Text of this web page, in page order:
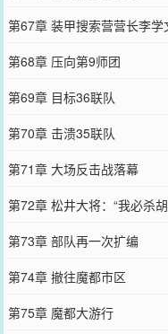
第67章 装甲搜索营营长李学
第68章 压向第9师团
第69章 目标36联队
第70章 击溃35联队
第71章 大场反击战落幕
第72章 松井大将：“我必杀
第73章 部队再一次扩编
第74章 撤往魔都市区
第75章 魔都大游行